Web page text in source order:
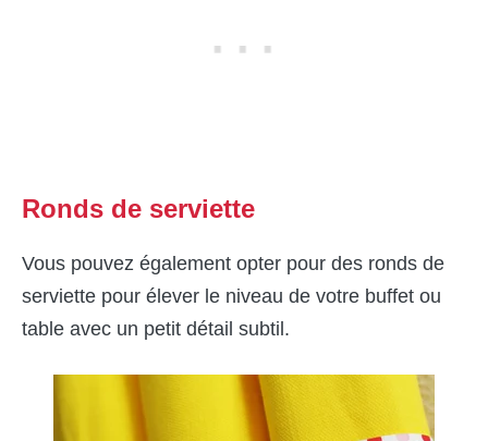
Ronds de serviette
Vous pouvez également opter pour des ronds de
serviette pour élever le niveau de votre buffet ou
table avec un petit détail subtil.